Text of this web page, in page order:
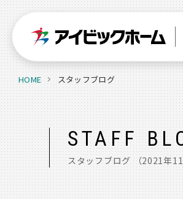
HOME スタッフブログ
STAFF
スタッフブログ （2021年